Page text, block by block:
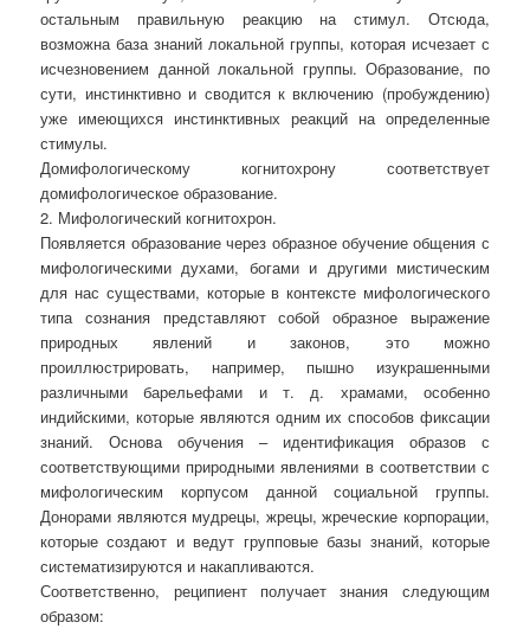
остальным правильную реакцию на стимул. Отсюда,
возможна база знаний локальной группы, которая исчезает с
исчезновением данной локальной группы. Образование, по
сути, инстинктивно и сводится к включению (пробуждению)
уже имеющихся инстинктивных реакций на определенные
стимулы.
Домифологическому когнитохрону соответствует
домифологическое образование.
2. Мифологический когнитохрон.
Появляется образование через образное обучение общения с
мифологическими духами, богами и другими мистическим
для нас существами, которые в контексте мифологического
типа сознания представляют собой образное выражение
природных явлений и законов, это можно
проиллюстрировать, например, пышно изукрашенными
различными барельефами и т. д. храмами, особенно
индийскими, которые являются одним их способов фиксации
знаний. Основа обучения – идентификация образов с
соответствующими природными явлениями в соответствии с
мифологическим корпусом данной социальной группы.
Донорами являются мудрецы, жрецы, жреческие корпорации,
которые создают и ведут групповые базы знаний, которые
систематизируются и накапливаются.
Соответственно, реципиент получает знания следующим
образом: